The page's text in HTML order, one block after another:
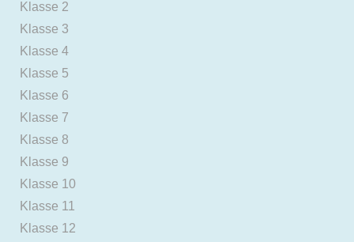
Klasse 2
Klasse 3
Klasse 4
Klasse 5
Klasse 6
Klasse 7
Klasse 8
Klasse 9
Klasse 10
Klasse 11
Klasse 12